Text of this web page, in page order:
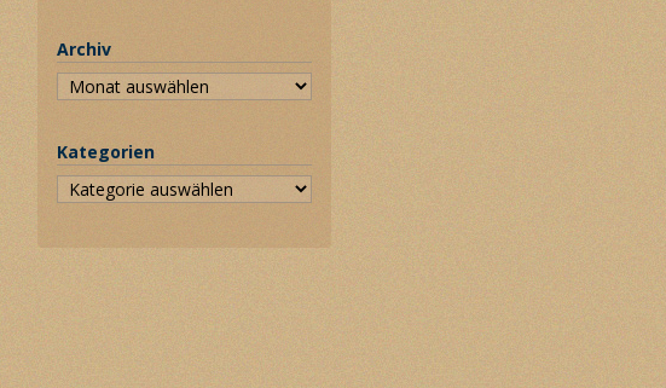
Archiv
Kategorien